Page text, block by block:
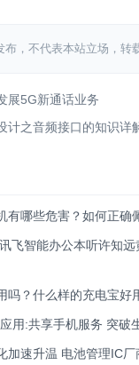
布，不代表本站立场，转
展5G新通话业务
计之音频接口的知识详
有哪些危害？如何正确
飞智能办公本听许知远
吗？什么样的充电宝好
用:共享手机服务 突破
加速升温 电池管理IC